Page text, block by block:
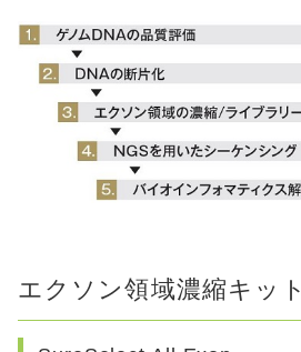
エクソン領域濃縮キット